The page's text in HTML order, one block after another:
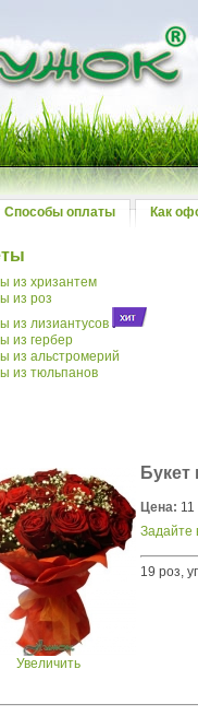
Способы оплаты Как
из хризантем
из роз
из лизиантусов
из гербер
из альстромерий
из тюльпанов
Увеличить
Цена: 11
Задайте
19 роз,